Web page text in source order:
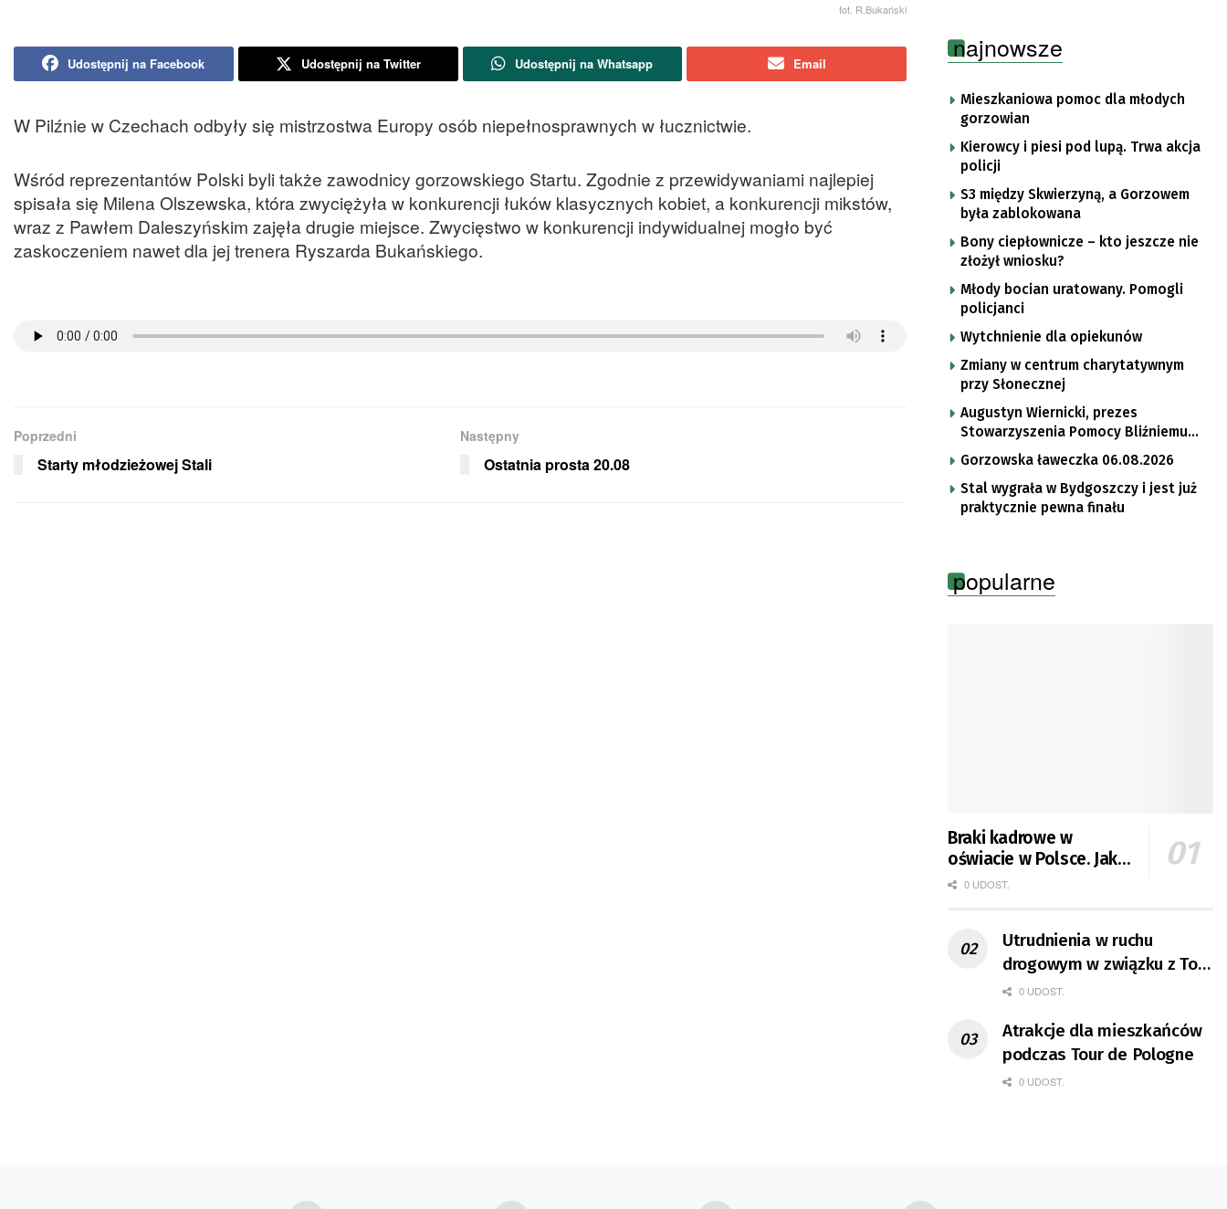
fot. R.Bukański
Udostępnij na Facebook Udostępnij na Twitter Udostępnij na Whatsapp Email
W Pilźnie w Czechach odbyły się mistrzostwa Europy osób niepełnosprawnych w łucznictwie.
Wśród reprezentantów Polski byli także zawodnicy gorzowskiego Startu. Zgodnie z przewidywaniami najlepiej
spisała się Milena Olszewska, która zwyciężyła w konkurencji łuków klasycznych kobiet, a konkurencji mikstów,
wraz z Pawłem Daleszyńskim zajęła drugie miejsce. Zwycięstwo w konkurencji indywidualnej mogło być
zaskoczeniem nawet dla jej trenera Ryszarda Bukańskiego.
Poprzedni
Starty młodzieżowej Stali
Następny
Ostatnia prosta 20.08
najnowsze
Mieszkaniowa pomoc dla młodych
gorzowian
Kierowcy i piesi pod lupą. Trwa akcja
policji
S3 między Skwierzyną, a Gorzowem
była zablokowana
Bony ciepłownicze – kto jeszcze nie
złożył wniosku?
Młody bocian uratowany. Pomogli
policjanci
Wytchnienie dla opiekunów
Zmiany w centrum charytatywnym
przy Słonecznej
Augustyn Wiernicki, prezes
Stowarzyszenia Pomocy Bliźniemu
im. Brata Krystyna
Gorzowska ławeczka 06.08.2026
Stal wygrała w Bydgoszczy i jest już
praktycznie pewna finału
popularne
Braki kadrowe w
oświacie w Polsce. Jak
jest w Gorzowie?
0 UDOST.
Utrudnienia w ruchu
drogowym w związku z Tour
de Pologne
0 UDOST.
Atrakcje dla mieszkańców
podczas Tour de Pologne
0 UDOST.